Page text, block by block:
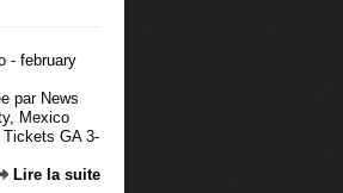
par News
Mexico
GA 3-
Lire la suite